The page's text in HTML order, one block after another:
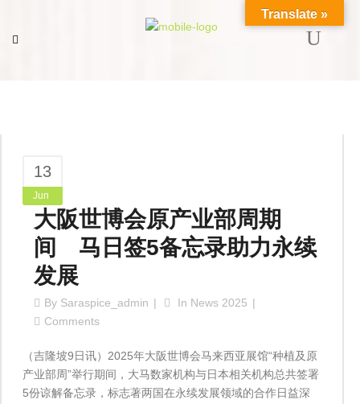
13
Jun
大阪世博会原产业部周期
间 马日签5备忘录助力永续
发展
By Saraspice_admin In News 2025
Comments
（吉隆坡9日讯）2025年大阪世博会马来西亚展馆“种植及原
产业部周”举行期间，大马数家机构与日本相关机构总共签署
5份谅解备忘录，标志著两国在永续发展领域的合作日益深
Translate »